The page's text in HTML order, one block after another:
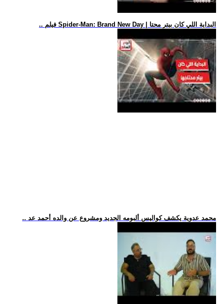
.. فيلم Spider-Man: Brand New Day | البداية اللي كان بيتر محتا
.. محمد عدوية يكشف كواليس ألبومه الجديد ومشروع عن والده أحمد عد